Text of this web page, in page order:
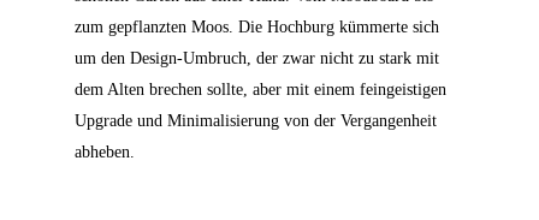
zum gepflanzten Moos. Die Hochburg kümmerte sich
um den Design-Umbruch, der zwar nicht zu stark mit
dem Alten brechen sollte, aber mit einem feingeistigen
Upgrade und Minimalisierung von der Vergangenheit
abheben.